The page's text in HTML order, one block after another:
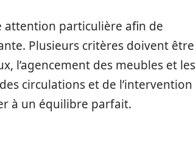
attention particulière afin de
Plusieurs critères doivent être
l’agencement des meubles et les
circulations et de l’intervention
à un équilibre parfait.